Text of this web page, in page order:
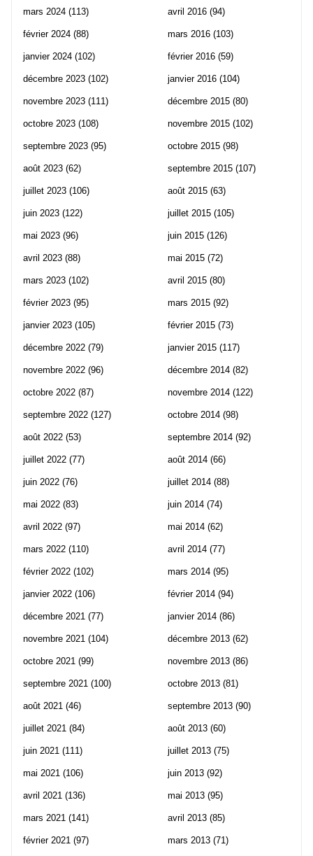
mars 2024 (113)
février 2024 (88)
janvier 2024 (102)
décembre 2023 (102)
novembre 2023 (111)
octobre 2023 (108)
septembre 2023 (95)
août 2023 (62)
juillet 2023 (106)
juin 2023 (122)
mai 2023 (96)
avril 2023 (88)
mars 2023 (102)
février 2023 (95)
janvier 2023 (105)
décembre 2022 (79)
novembre 2022 (96)
octobre 2022 (87)
septembre 2022 (127)
août 2022 (53)
juillet 2022 (77)
juin 2022 (76)
mai 2022 (83)
avril 2022 (97)
mars 2022 (110)
février 2022 (102)
janvier 2022 (106)
décembre 2021 (77)
novembre 2021 (104)
octobre 2021 (99)
septembre 2021 (100)
août 2021 (46)
juillet 2021 (84)
juin 2021 (111)
mai 2021 (106)
avril 2021 (136)
mars 2021 (141)
février 2021 (97)
avril 2016 (94)
mars 2016 (103)
février 2016 (59)
janvier 2016 (104)
décembre 2015 (80)
novembre 2015 (102)
octobre 2015 (98)
septembre 2015 (107)
août 2015 (63)
juillet 2015 (105)
juin 2015 (126)
mai 2015 (72)
avril 2015 (80)
mars 2015 (92)
février 2015 (73)
janvier 2015 (117)
décembre 2014 (82)
novembre 2014 (122)
octobre 2014 (98)
septembre 2014 (92)
août 2014 (66)
juillet 2014 (88)
juin 2014 (74)
mai 2014 (62)
avril 2014 (77)
mars 2014 (95)
février 2014 (94)
janvier 2014 (86)
décembre 2013 (62)
novembre 2013 (86)
octobre 2013 (81)
septembre 2013 (90)
août 2013 (60)
juillet 2013 (75)
juin 2013 (92)
mai 2013 (95)
avril 2013 (85)
mars 2013 (71)